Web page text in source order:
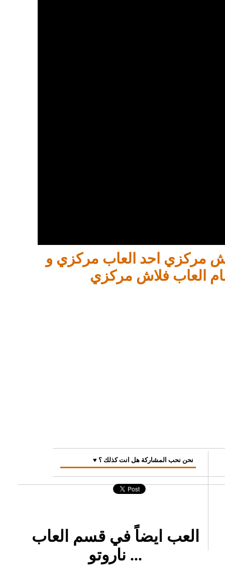
مركزي احد العاب مركزي و
العاب فلاش مركزي
♥ نحن نحب المشاركة هل انت كذلك ؟
العب ايضاً في قسم العاب
ناروتو ...